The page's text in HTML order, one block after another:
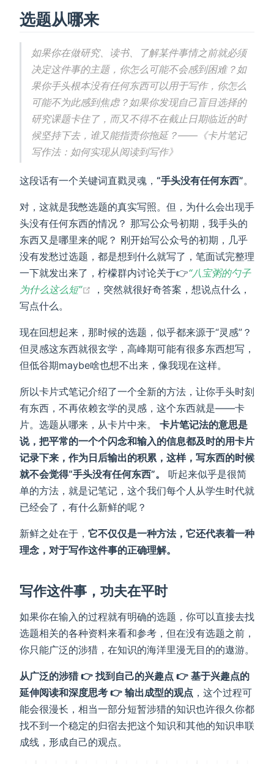
选题从哪来
如果你在做研究、读书、了解某件事情之前就必须
决定这件事的主题，你怎么可能不会感到困难？如
果你手头根本没有任何东西可以用于写作，你怎么
可能不为此感到焦虑？如果你发现自己盲目选择的
研究课题卡住了，而又不得不在截止日期临近的时
候坚持下去，谁又能指责你拖延？——《卡片笔记
写作法：如何实现从阅读到写作》
这段话有一个关键词直戳灵魂， “手头没有任何东西”。
对，这就是我憋选题的真实写照。但，为什么会出现手
头没有任何东西的情况？ 那写公众号初期，我手头的
东西又是哪里来的呢？ 刚开始写公众号的初期，几乎
没有发愁过选题，都是想到什么就写了，笔面试完整理
一下就发出来了，柠檬群内讨论关于👉“八宝粥的勺子
为什么这么短”
(opens new window)
，突然就很好奇答案，想说点什么，
写点什么。
现在回想起来，那时候的选题，似乎都来源于“灵感”？
但灵感这东西就很玄学，高峰期可能有很多东西想写，
但低谷期maybe啥也想不出来，像我现在这样。
所以卡片式笔记介绍了一个全新的方法，让你手头时刻
有东西，不再依赖玄学的灵感，这个东西就是——卡
片。选题从哪来，从卡片中来。 卡片笔记法的意思是
说，把平常的一个个闪念和输入的信息都及时的用卡片
记录下来，作为日后输出的积累，这样，写东西的时候
就不会觉得“手头没有任何东西”。
听起来似乎是很简
单的方法，就是记笔记，这个我们每个人从学生时代就
已经会了，有什么新鲜的呢？
新鲜之处在于， 它不仅仅是一种方法，它还代表着一种
理念，对于写作这件事的正确理解。
写作这件事，功夫在平时
如果你在输入的过程就有明确的选题，你可以直接去找
选题相关的各种资料来看和参考，但在没有选题之前，
你只能广泛的涉猎，在知识的海洋里漫无目的的遨游。
从广泛的涉猎 👉 找到自己的兴趣点 👉 基于兴趣点的
延伸阅读和深度思考 👉 输出成型的观点 ，这个过程可
能会很漫长，相当一部分短暂涉猎的知识也许很久你都
找不到一个稳定的归宿去把这个知识和其他的知识串联
成线，形成自己的观点。